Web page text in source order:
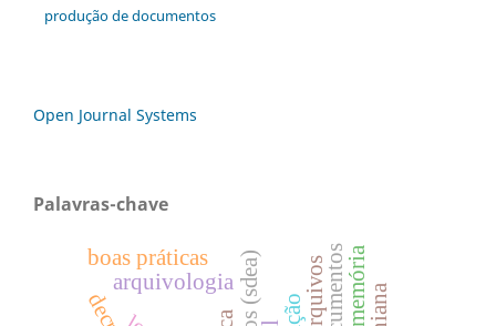
produção de documentos
Open Journal Systems
Palavras-chave
arquivologia memória
boas práticas